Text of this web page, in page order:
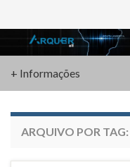
Search for:
+ Informações
ARQUIVO POR TAG: